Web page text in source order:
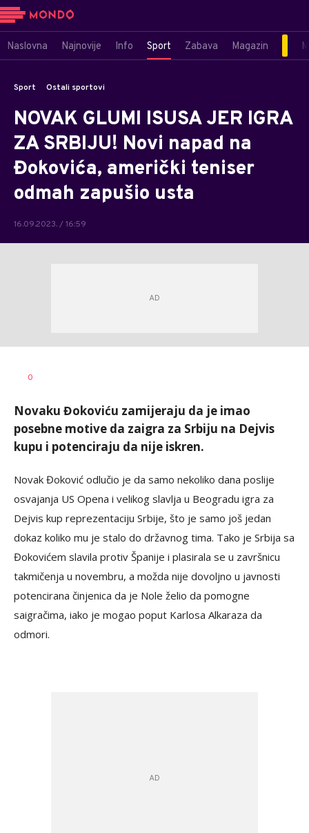
Naslovna Najnovije Info Sport Zabava Magazin
Sport Ostali sportovi
NOVAK GLUMI ISUSA JER IGRA
ZA SRBIJU! Novi napad na
Đokovića, američki teniser
odmah zapušio usta
16.09.2023. / 16:59
0
Novaku Đokoviću zamijeraju da je imao
posebne motive da zaigra za Srbiju na Dejvis
kupu i potenciraju da nije iskren.
Novak Đoković odlučio je da samo nekoliko dana poslije
osvajanja US Opena i velikog slavlja u Beogradu igra za
Dejvis kup reprezentaciju Srbije, što je samo još jedan
dokaz koliko mu je stalo do državnog tima. Tako je Srbija sa
Đokovićem slavila protiv Španije i plasirala se u završnicu
takmičenja u novembru, a možda nije dovoljno u javnosti
potencirana činjenica da je Nole želio da pomogne
saigračima, iako je mogao poput Karlosa Alkaraza da
odmori.